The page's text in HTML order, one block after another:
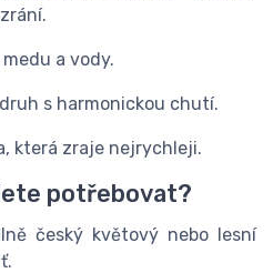
a vody.
s harmonickou chutí.
která zraje nejrychleji.
potřebovat?
český květový nebo lesní